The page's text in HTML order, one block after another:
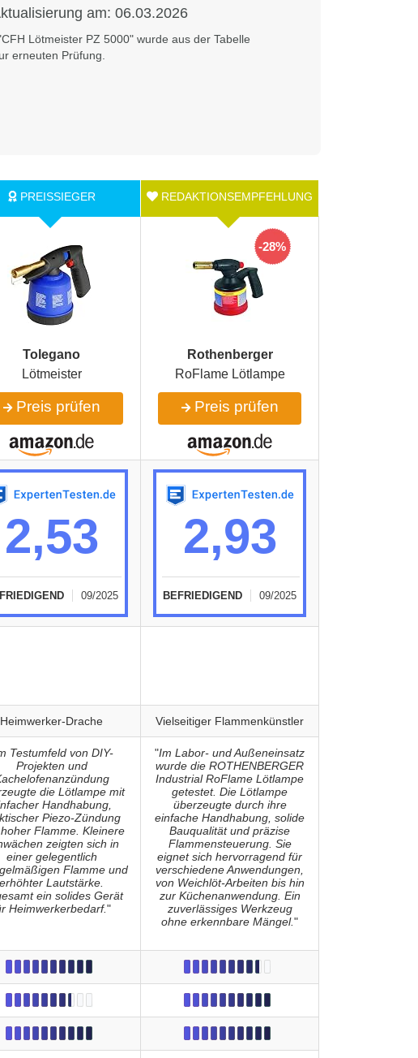
am: 06.03.2026
Lötmeister PZ 5000" wurde aus der Tabelle
erneuten Prüfung.
-28%
Tolegano
Rothenberger
Lötmeister RoFlame Lötlampe
Preis prüfen Preis prüfen
2,53
09/2025
2,93
BEFRIEDIGEND 09/2025
Heimwerker-Drache Vielseitiger Flammenkünstler
Testumfeld von DIY-
Projekten und
die Lötlampe mit
Handhabung,
Piezo-Zündung
Flamme. Kleinere
zeigten sich in
einer gelegentlich
Flamme und
erhöhter Lautstärke.
ein solides Gerät
Heimwerkerbedarf."
"Im Labor- und Außeneinsatz
wurde die ROTHENBERGER
Industrial RoFlame Lötlampe
getestet. Die Lötlampe
überzeugte durch ihre
einfache Handhabung, solide
Bauqualität und präzise
Flammensteuerung. Sie
eignet sich hervorragend für
verschiedene Anwendungen,
von Weichlöt-Arbeiten bis hin
zur Küchenanwendung. Ein
zuverlässiges Werkzeug
ohne erkennbare Mängel."